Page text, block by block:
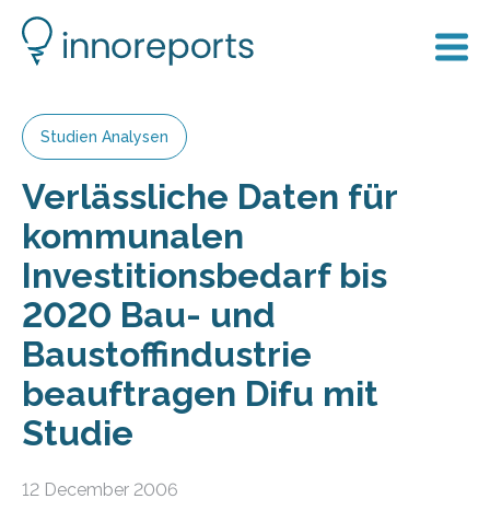
Studien Analysen
Verlässliche Daten für
kommunalen
Investitionsbedarf bis
2020 Bau- und
Baustoffindustrie
beauftragen Difu mit
Studie
12 December 2006